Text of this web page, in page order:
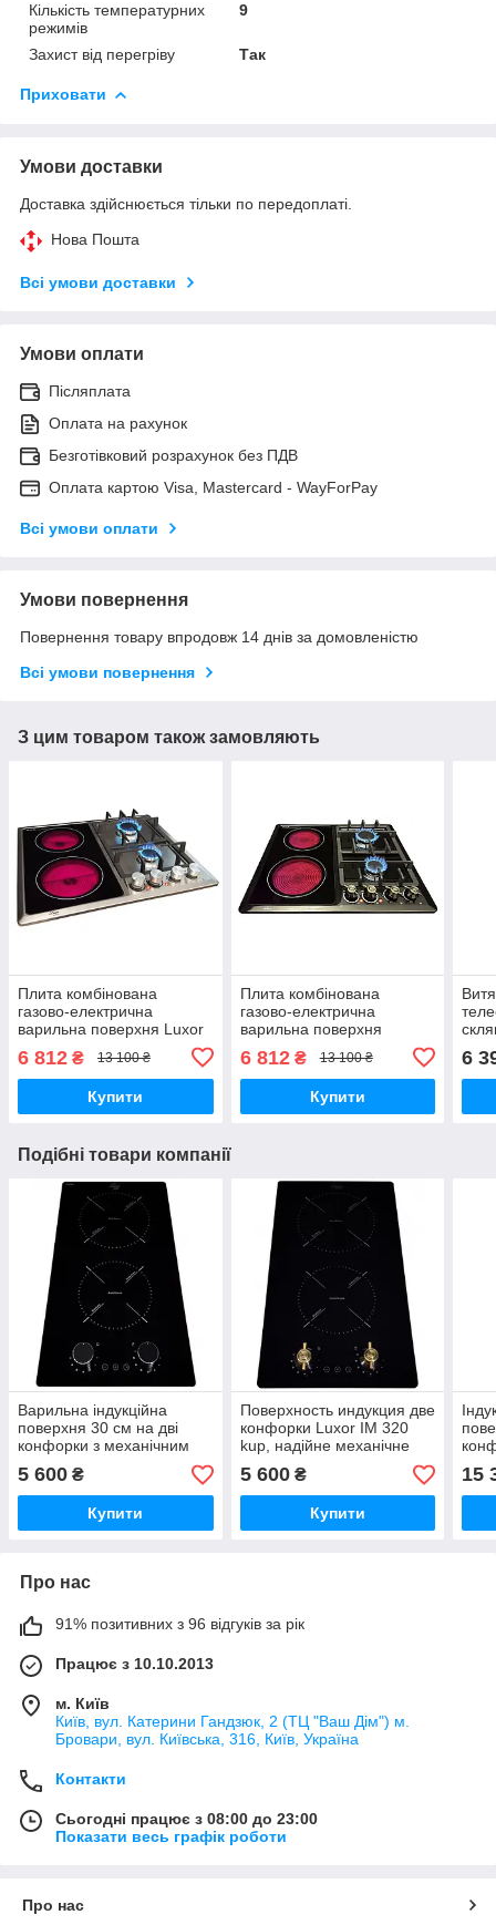
Кількість температурних
режимів
9
Захист від перегріву Так
Приховати
Умови доставки
Доставка здійснюється тільки по передоплаті.
Нова Пошта
Всі умови доставки
Умови оплати
Післяплата
Оплата на рахунок
Безготівковий розрахунок без ПДВ
Оплата картою Visa, Mastercard - WayForPay
Всі умови оплати
Умови повернення
Повернення товару впродовж 14 днів за домовленістю
Всі умови повернення
З цим товаром також замовляють
Плита комбінована
газово-електрична
варильна поверхня Luxor
6 812 ₴ 13 100 ₴
Купити
Плита комбінована
газово-електрична
варильна поверхня
склокераміка Luxor SH 68
BK Німеччина
6 812₴ 13 100 ₴
Купити
два
6
Подібні товари компанії
Варильна індукційна
поверхня 30 см на дві
конфорки з механічним
керуванням Luxor IM 320
ВК
5 600 ₴
Купити
Поверхность индукция две
конфорки Luxor IM 320
kup, надійне механічне
керування
5 600₴
Купити
455
15
Про нас
91% позитивних з 96 відгуків за рік
Працює з 10.10.2013
м. Київ
Київ, вул. Катерини Гандзюк, 2 (ТЦ "Ваш Дім") м.
Бровари, вул. Київська, 316, Київ, Україна
Контакти
Сьогодні працює з 08:00 до 23:00
Показати весь графік роботи
Про нас